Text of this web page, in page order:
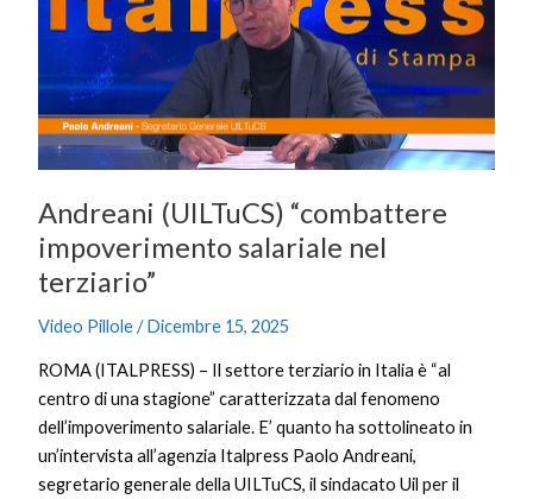
Andreani (UILTuCS) “combattere
impoverimento salariale nel
terziario”
Video Pillole/Dicembre 15, 2025
ROMA (ITALPRESS) – Il settore terziario in Italia è “al
centro di una stagione” caratterizzata dal fenomeno
dell’impoverimento salariale. E’ quanto ha sottolineato in
un’intervista all’agenzia Italpress Paolo Andreani,
segretario generale della UILTuCS, il sindacato Uil per il
impoverimento
salariale
terziario”